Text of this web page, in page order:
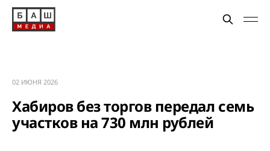
02 ИЮНЯ 2026
Хабиров без торгов передал семь
участков на 730 млн рублей